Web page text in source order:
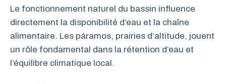
Le fonctionnement naturel du bassin influence
directement la disponibilité d’eau et la chaîne
alimentaire. Les páramos, prairies d’altitude, jouent
un rôle fondamental dans la rétention d’eau et
l’équilibre climatique local.